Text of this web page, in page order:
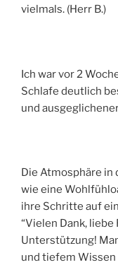
vielmals. (Herr B.)
Ich war vor 2
Schlafe deutlich
und
Die Atmosphäre
wie eine
ihre Schritte auf
“Vielen Dank,
Unterstützung!
und tiefem Wissen